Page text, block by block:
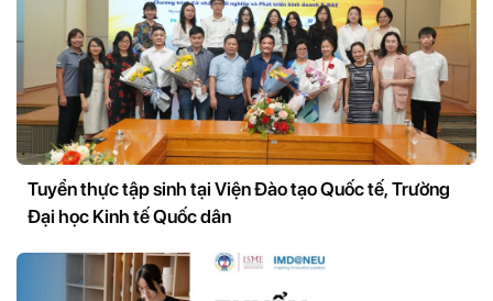
Tuyển thực tập sinh tại Viện Đào tạo Quốc tế, Trường
Đại học Kinh tế Quốc dân